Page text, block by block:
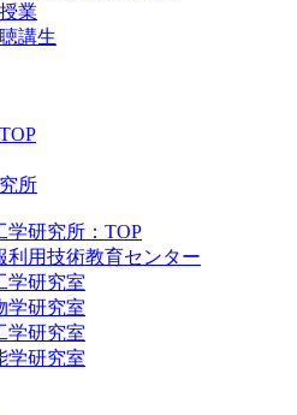
業
講生
所
学研究所：TOP
利用技術教育センター
学研究室
学研究室
学研究室
学研究室